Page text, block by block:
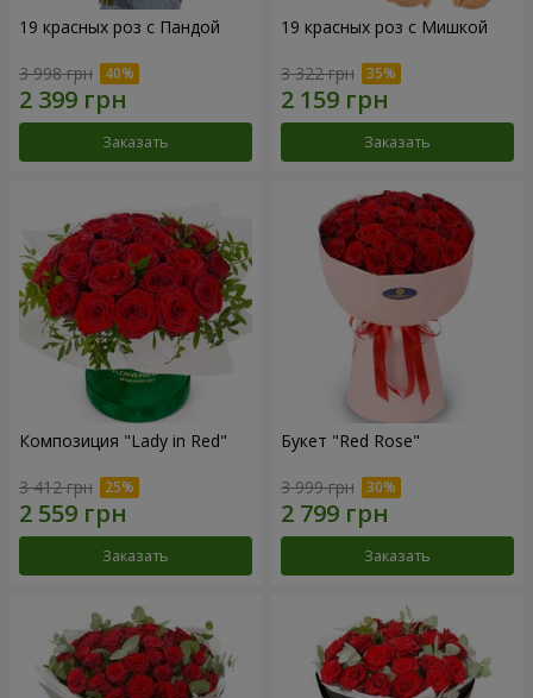
19 красных роз с Пандой
3 998 грн
Заказать
19 красных роз с Мишкой
3 322 грн
Заказать
Композиция "Lady in Red"
3 412 грн
Заказать
Букет "Red Rose"
3 999 грн
Заказать